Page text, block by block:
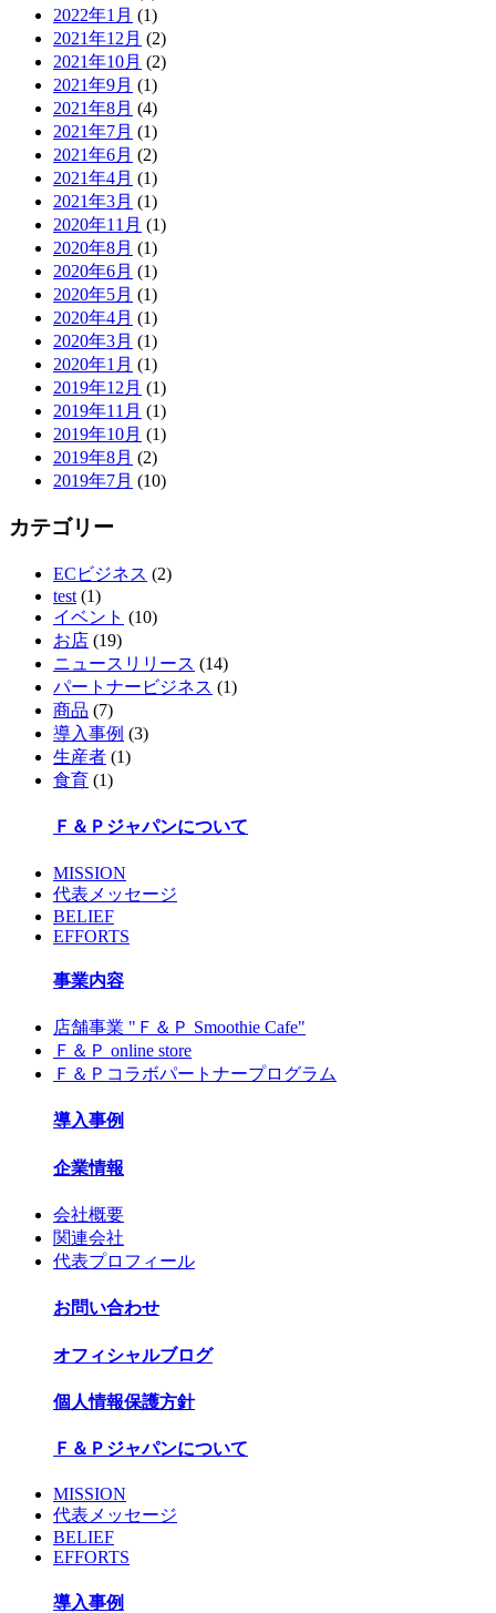
2022年1月 (1)
2021年12月 (2)
2021年10月 (2)
2021年9月 (1)
2021年8月 (4)
2021年7月 (1)
2021年6月 (2)
2021年4月 (1)
2021年3月 (1)
2020年11月 (1)
2020年8月 (1)
2020年6月 (1)
2020年5月 (1)
2020年4月 (1)
2020年3月 (1)
2020年1月 (1)
2019年12月 (1)
2019年11月 (1)
2019年10月 (1)
2019年8月 (2)
2019年7月 (10)
カテゴリー
ECビジネス (2)
test (1)
イベント (10)
お店 (19)
ニュースリリース (14)
パートナービジネス (1)
商品 (7)
導入事例 (3)
生産者 (1)
食育 (1)
Ｆ＆Ｐジャパンについて
MISSION
代表メッセージ
BELIEF
EFFORTS
事業内容
店舗事業 "Ｆ＆Ｐ Smoothie Cafe"
Ｆ＆Ｐ online store
Ｆ＆Ｐコラボパートナープログラム
導入事例
企業情報
会社概要
関連会社
代表プロフィール
お問い合わせ
オフィシャルブログ
個人情報保護方針
Ｆ＆Ｐジャパンについて
MISSION
代表メッセージ
BELIEF
EFFORTS
導入事例